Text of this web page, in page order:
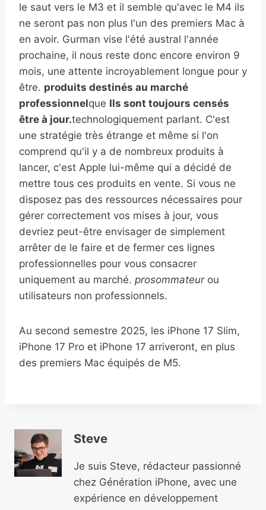
le saut vers le M3 et il semble qu'avec le M4 ils
ne seront pas non plus l'un des premiers Mac à
en avoir. Gurman vise l'été austral l'année
prochaine, il nous reste donc encore environ 9
mois, une attente incroyablement longue pour y
être. produits destinés au marché
professionnelque Ils sont toujours censés
être à jour.technologiquement parlant. C'est
une stratégie très étrange et même si l'on
comprend qu'il y a de nombreux produits à
lancer, c'est Apple lui-même qui a décidé de
mettre tous ces produits en vente. Si vous ne
disposez pas des ressources nécessaires pour
gérer correctement vos mises à jour, vous
devriez peut-être envisager de simplement
arrêter de le faire et de fermer ces lignes
professionnelles pour vous consacrer
uniquement au marché. prosommateurou
utilisateurs non professionnels.
Au second semestre 2025, les iPhone 17 Slim,
iPhone 17 Pro et iPhone 17 arriveront, en plus
des premiers Mac équipés de M5.
Steve
Je suis Steve, rédacteur passionné
chez Génération iPhone, avec une
expérience en développement